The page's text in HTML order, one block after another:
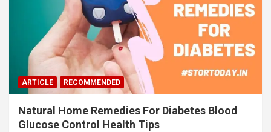
ARTICLE RECOMMENDED
Natural Home Remedies For Diabetes Blood
Glucose Control Health Tips